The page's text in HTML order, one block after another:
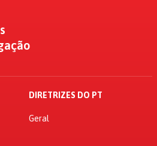
DIRETRIZES DO PT
Geral